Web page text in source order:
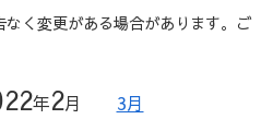
く変更がある場合があります。ご
年2月 3月